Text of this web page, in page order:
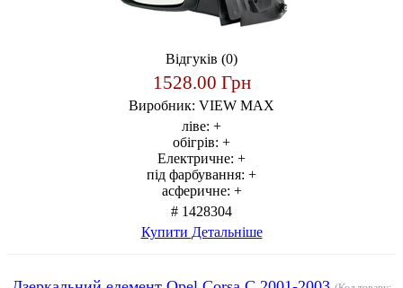
Відгуків (0)
1528.00 Грн
Виробник: VIEW MAX
ліве: +
обігрів: +
Електричне: +
під фарбування: +
асферичне: +
# 1428304
Купити Детальніше